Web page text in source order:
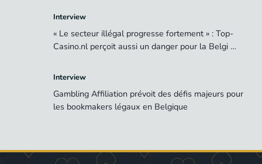
Interview
« Le secteur illégal progresse fortement » : Top-
Casino.nl perçoit aussi un danger pour la Belgi …
Interview
Gambling Affiliation prévoit des défis majeurs pour
les bookmakers légaux en Belgique